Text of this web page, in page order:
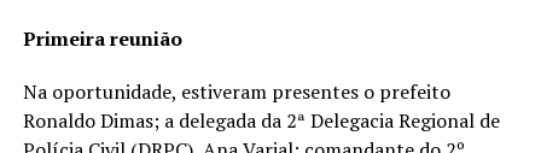
Primeira reunião
Na oportunidade, estiveram presentes o prefeito
Ronaldo Dimas; a delegada da 2ª Delegacia Regional de